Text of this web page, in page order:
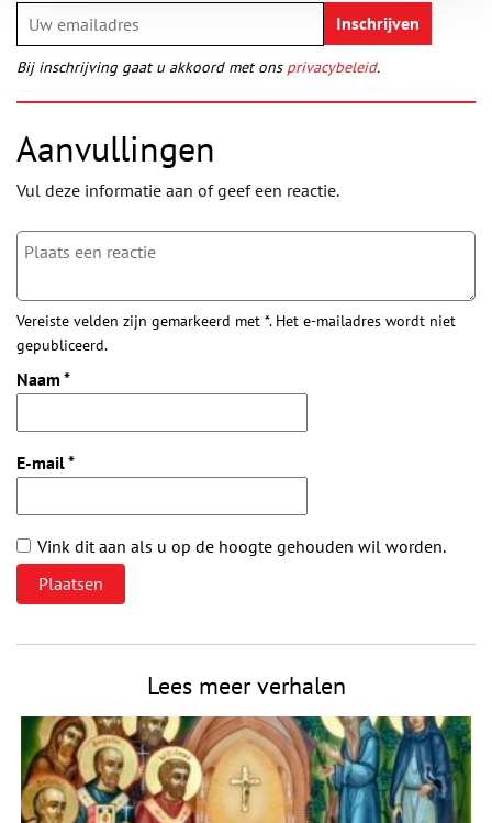
Bij inschrijving gaat u akkoord met ons privacybeleid.
Aanvullingen
Vul deze informatie aan of geef een reactie.
Vereiste velden zijn gemarkeerd met *. Het e-mailadres wordt niet
gepubliceerd.
Naam *
E-mail*
Vink dit aan als u op de hoogte gehouden wil worden.
Lees meer verhalen